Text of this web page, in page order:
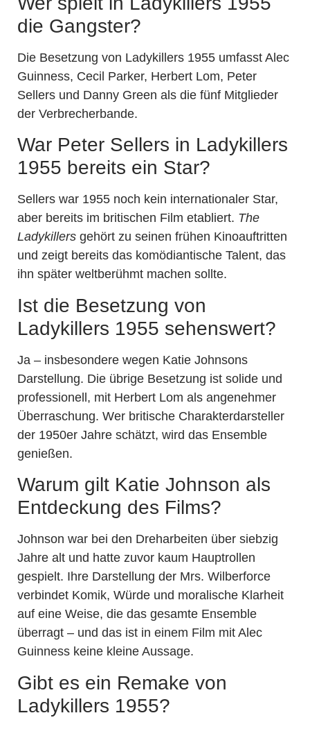
die Gangster?
Die Besetzung von Ladykillers 1955 umfasst Alec
Guinness, Cecil Parker, Herbert Lom, Peter
Sellers und Danny Green als die fünf Mitglieder
der Verbrecherbande.
War Peter Sellers in Ladykillers
1955 bereits ein Star?
Sellers war 1955 noch kein internationaler Star,
aber bereits im britischen Film etabliert. The
Ladykillers gehört zu seinen frühen Kinoauftritten
und zeigt bereits das komödiantische Talent, das
ihn später weltberühmt machen sollte.
Ist die Besetzung von
Ladykillers 1955 sehenswert?
Ja – insbesondere wegen Katie Johnsons
Darstellung. Die übrige Besetzung ist solide und
professionell, mit Herbert Lom als angenehmer
Überraschung. Wer britische Charakterdarsteller
der 1950er Jahre schätzt, wird das Ensemble
genießen.
Warum gilt Katie Johnson als
Entdeckung des Films?
Johnson war bei den Dreharbeiten über siebzig
Jahre alt und hatte zuvor kaum Hauptrollen
gespielt. Ihre Darstellung der Mrs. Wilberforce
verbindet Komik, Würde und moralische Klarheit
auf eine Weise, die das gesamte Ensemble
überragt – und das ist in einem Film mit Alec
Guinness keine kleine Aussage.
Gibt es ein Remake von
Ladykillers 1955?